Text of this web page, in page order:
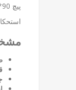
پیچ 90*10 آلن میلی خشکه یکی از محصولات پرفروش سایت
استحکام
مشخصات